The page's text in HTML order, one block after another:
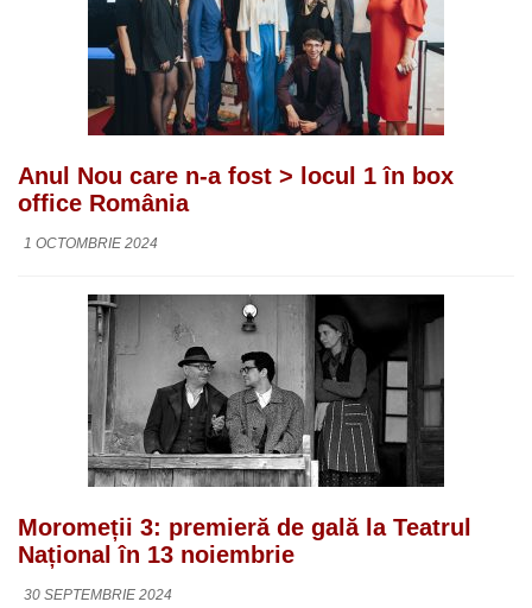
Anul Nou care n-a fost > locul 1 în box
office România
1 OCTOMBRIE 2024
Moromeții 3: premieră de gală la Teatrul
Național în 13 noiembrie
30 SEPTEMBRIE 2024